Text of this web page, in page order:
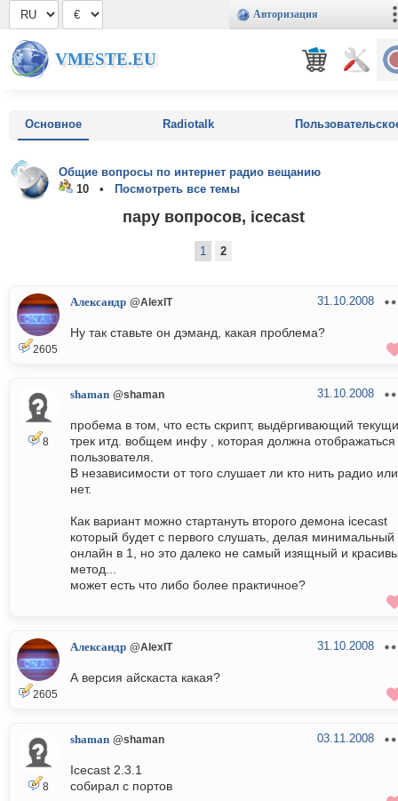
Авторизация
VMESTE.EU
Основное Radiotalk
Общие вопросы по интернет радио вещанию
10 •
Посмотреть все темы
пару вопросов, icecast
1 2
2605
Александр @AlexIT 31.10.2008
Ну так ставьте он дэманд, какая проблема?
8
shaman @shaman 31.10.2008
пробема в том, что есть скрипт, выдёргивающий
трек итд. вобщем инфу , которая должна отображаться
пользователя.
В независимости от того слушает ли кто нить радио или
нет.
Как вариант можно стартануть второго демона icecast
который будет с первого слушать, делая минимальный
онлайн в 1, но это далеко не самый изящный и
метод...
может есть что либо более практичное?
2605
Александр @AlexIT 31.10.2008
А версия айскаста какая?
8
shaman @shaman 03.11.2008
Icecast 2.3.1
собирал с портов